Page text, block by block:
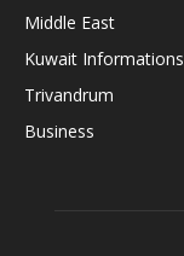
Middle East
Kuwait Informations
Trivandrum
Business